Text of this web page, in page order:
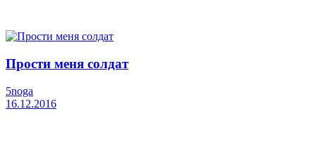
Прости меня солдат
5noga
16.12.2016